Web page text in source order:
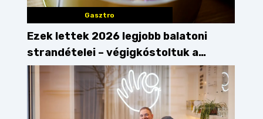
Gasztro
Ezek lettek 2026 legjobb balatoni
strandételei – végigkóstoltuk a
győzteseket